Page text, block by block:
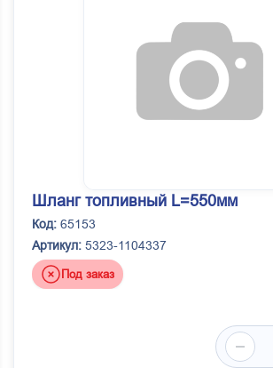
Шланг топливный L=550мм
Код: 65153
Артикул: 5323-1104337
Под заказ